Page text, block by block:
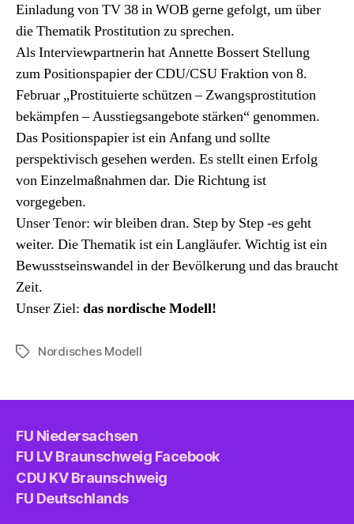
Einladung von TV 38 in WOB gerne gefolgt, um über
die Thematik Prostitution zu sprechen.
Als Interviewpartnerin hat Annette Bossert Stellung
zum Positionspapier der CDU/CSU Fraktion von 8.
Februar „Prostituierte schützen – Zwangsprostitution
bekämpfen – Ausstiegsangebote stärken“ genommen.
Das Positionspapier ist ein Anfang und sollte
perspektivisch gesehen werden. Es stellt einen Erfolg
von Einzelmaßnahmen dar. Die Richtung ist
vorgegeben.
Unser Tenor: wir bleiben dran. Step by Step -es geht
weiter. Die Thematik ist ein Langläufer. Wichtig ist ein
Bewusstseinswandel in der Bevölkerung und das braucht
Zeit.
Unser Ziel: das nordische Modell!
Schlagwörter
Nordisches Modell
FU Niedersachsen
FU LV Braunschweig Facebook
CDU KV Braunschweig
FU Deutschlands